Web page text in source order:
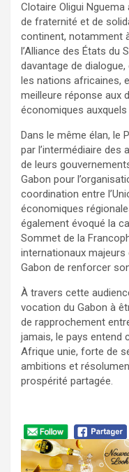
Clotaire Oligui
de fraternité et de
continent, notamment
l’Alliance des États du
davantage de
les nations africaines,
meilleure réponse aux
économiques
Dans le même élan, le
par l’intermédiaire des
de leurs
Gabon pour
coordination entre
économiques
également évoqué la
Sommet de la
internationaux majeurs
Gabon de renforcer
À travers cette
vocation du Gabon à
de rapprochement
jamais, le pays entend
Afrique unie, forte de
ambitions et
prospérité partagée.